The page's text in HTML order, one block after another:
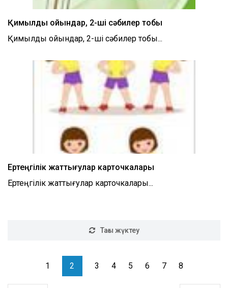
Қимылды ойындар, 2-ші сәбилер тобы
Қимылды ойындар, 2-ші сәбилер тобы...
Ертеңгілік жаттығулар карточкалары
Ертеңгілік жаттығулар карточкалары...
Тағы жүктеу
1 2 3 4 5 6 7 8